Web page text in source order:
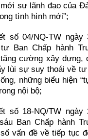
sự lãnh đạo của
tình hình mới”;
số 04/NQ-TW ngày
Ban Chấp hành
cường xây dựng,
lùi sự suy thoái về
những biểu hiện
nội bộ;
số 18-NQ/TW ngày
Ban Chấp hành
vấn đề về tiếp tục